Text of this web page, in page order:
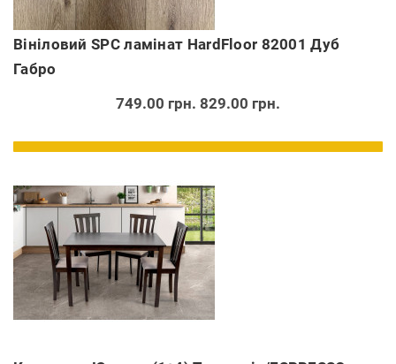
Вініловий SPC ламінат HardFloor 82001 Дуб
Габро
749.00 грн. 829.00 грн.